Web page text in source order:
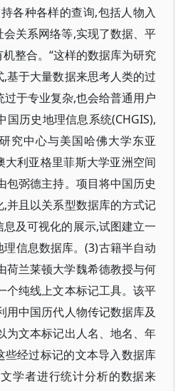
各种各样的查询,包括人物入
关系网络等,实现了数据、平
整合。“这样的数据库为研究
基于大量数据来思考人类的过
于专业复杂,也会给普通用户
国历史地理信息系统(CHGIS),
究中心与美国哈佛大学东亚
大利亚格里菲斯大学亚洲空间
包弼德主持。项目将中国历史
并且以关系型数据库的方式记
及可视化的展示,试图建立一
信息数据库。(3)古籍半自动
荷兰莱顿大学魏希德教授与何
个纯线上文本标记工具。该平
用中国历代人物传记数据库及
为文本标记出人名、地名、年
些经过标记的文本导入数据库
学者进行统计分析的数据来